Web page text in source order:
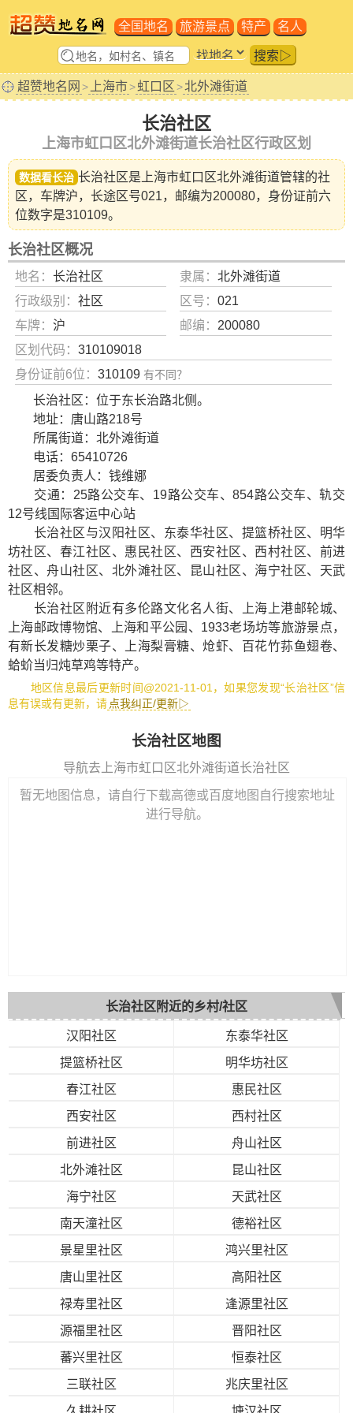
全国地名 旅游景点 特产 名人
搜索▷
超赞地名网 > 上海市>虹口区 >北外滩街道
长治社区
上海市虹口区北外滩街道长治社区行政区划
数据看长治 长治社区是 上海市虹口区北外滩街道管辖的社
区，车牌沪，长途区号021，邮编为200080，身份证前六
位数字是310109。
长治社区概况
地名： 长治社区 隶属：北外滩街道
行政级别： 社区 区号：021
车牌： 沪 邮编： 200080
区划代码： 310109018
身份证前6位： 310109 有不同？
长治社区：位于东长治路北侧。
地址：唐山路218号
所属街道：北外滩街道
电话：65410726
居委负责人：钱维娜
交通：25路公交车、19路公交车、854路公交车、轨交
12号线国际客运中心站
长治社区与汉阳社区、东泰华社区、提篮桥社区、明华
坊社区、春江社区、惠民社区、西安社区、西村社区、前进
社区、舟山社区、北外滩社区、昆山社区、海宁社区、天武
社区相邻。
长治社区附近有多伦路文化名人街、 上海上港邮轮城、
上海邮政博物馆、 上海和平公园 、 1933老场坊等旅游景点，
有新长发糖炒栗子、 上海梨膏糖、炝虾、 百花竹荪鱼翅卷、
蛤蚧当归炖草鸡等特产。
地区信息最后更新时间@2021-11-01，如果您发现“长治社区”信
息有误或有更新，请 点我纠正/更新▷
长治社区地图
导航去上海市虹口区北外滩街道长治社区
暂无地图信息，请自行下载高德或百度地图自行搜索地址
进行导航。
长治社区附近的乡村/社区
汉阳社区
东泰华社区
提篮桥社区
明华坊社区
春江社区
惠民社区
西安社区
西村社区
前进社区
舟山社区
北外滩社区
昆山社区
海宁社区
天武社区
南天潼社区
德裕社区
景星里社区
鸿兴里社区
唐山里社区
高阳社区
禄寿里社区
逢源里社区
源福里社区
晋阳社区
蕃兴里社区
恒泰社区
三联社区
兆庆里社区